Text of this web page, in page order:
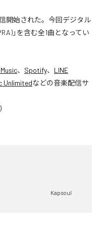
信開始された。今回デジタル
」を含む全1曲となってい
、 Spotify、 LINE
Unlimitedなどの音楽配信サ
Kapsoul